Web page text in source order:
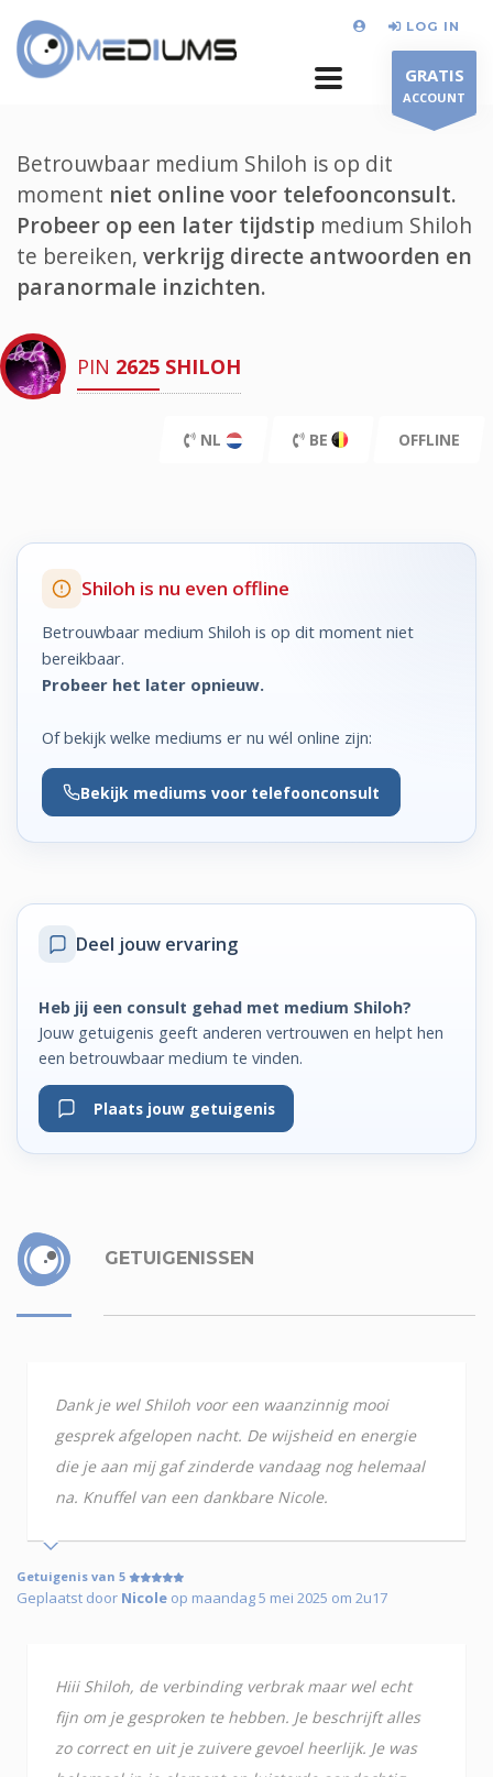
LOG IN
GRATIS
ACCOUNT
Betrouwbaar medium Shiloh is op dit
moment niet online voor telefoonconsult.
Probeer op een later tijdstip medium Shiloh
te bereiken, verkrijg directe antwoorden en
paranormale inzichten.
PIN 2625 SHILOH
NL BE OFFLINE
Shiloh is nu even offline
Betrouwbaar medium Shiloh is op dit moment niet
bereikbaar.
Probeer het later opnieuw.
Of bekijk welke mediums er nu wél online zijn:
Bekijk mediums voor telefoonconsult
Deel jouw ervaring
Heb jij een consult gehad met medium Shiloh?
Jouw getuigenis geeft anderen vertrouwen en helpt hen
een betrouwbaar medium te vinden.
Plaats jouw getuigenis
GETUIGENISSEN
Dank je wel Shiloh voor een waanzinnig mooi
gesprek afgelopen nacht. De wijsheid en energie
die je aan mij gaf zinderde vandaag nog helemaal
na. Knuffel van een dankbare Nicole.
Getuigenis van 5
Geplaatst door Nicole op maandag 5 mei 2025 om 2u17
Hiii Shiloh, de verbinding verbrak maar wel echt
fijn om je gesproken te hebben. Je beschrijft alles
zo correct en uit je zuivere gevoel heerlijk. Je was